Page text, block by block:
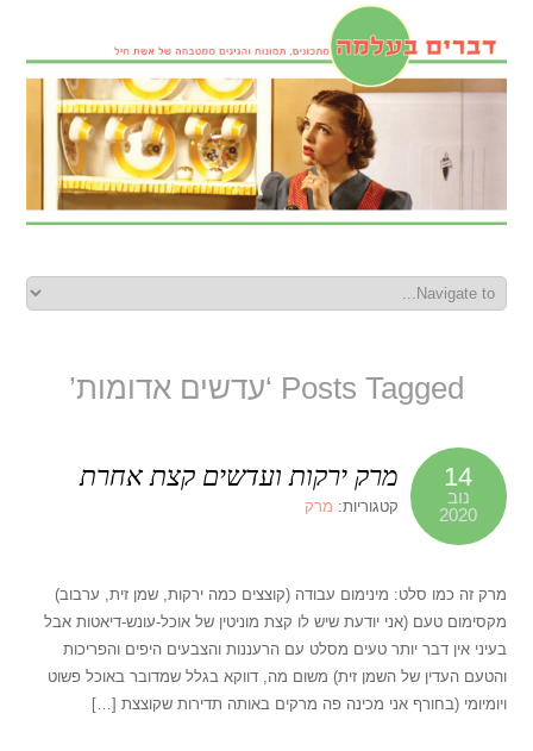
Posts Tagged ‘עדשים אדומות’
14
נוב
2020
מרק ירקות ועדשים קצת אחרת
קטגוריות: מרק
מרק זה כמו סלט: מינימום עבודה (קוצצים כמה ירקות, שמן זית, ערבוב)
מקסימום טעם (אני יודעת שיש לו קצת מוניטין של אוכל-עונש-דיאטות אבל
בעיני אין דבר יותר טעים מסלט עם הרעננות והצבעים היפים והפריכות
והטעם העדין של השמן זית) משום מה, דווקא בגלל שמדובר באוכל פשוט
ויומיומי (בחורף אני מכינה פה מרקים באותה תדירות שקוצצת […]